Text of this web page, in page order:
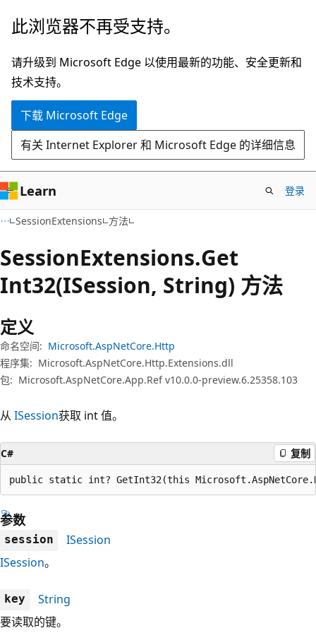
跳
主
要
内
跳
页
内
导
此浏览器不再受支持。
请升级到 Microsoft Edge 以使用最新的功能、安全更新和
技术支持。
下载 Microsoft Edge
有关 Internet Explorer 和 Microsoft Edge 的详细信息
Learn 登录
SessionExtensions 方法
SessionExtensions.Get
Int32(ISession, String) 方法
定义
命名空间: Microsoft.AspNetCore.Http
程序集: Microsoft.AspNetCore.Http.Extensions.dll
包: Microsoft.AspNetCore.App.Ref v10.0.0-preview.6.25358.103
从 ISession获取 int 值。
C# 复制
public static int? GetInt32(this
参数
session
ISession
ISession。
key
String
要读取的键。